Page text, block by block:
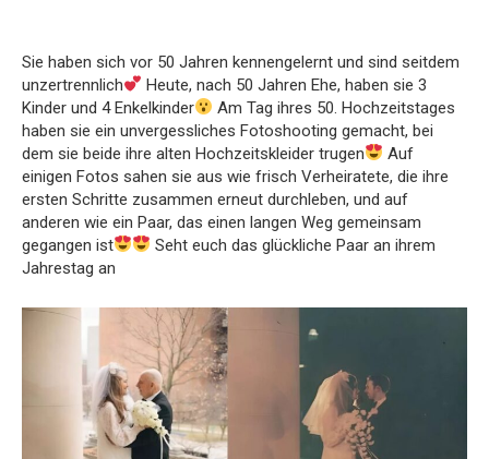
Sie haben sich vor 50 Jahren kennengelernt und sind seitdem
unzertrennlich
Heute, nach 50 Jahren Ehe, haben sie 3
Kinder und 4 Enkelkinder
Am Tag ihres 50. Hochzeitstages
haben sie ein unvergessliches Fotoshooting gemacht, bei
dem sie beide ihre alten Hochzeitskleider trugen
Auf
einigen Fotos sahen sie aus wie frisch Verheiratete, die ihre
ersten Schritte zusammen erneut durchleben, und auf
anderen wie ein Paar, das einen langen Weg gemeinsam
gegangen ist
Seht euch das glückliche Paar an ihrem
Jahrestag an